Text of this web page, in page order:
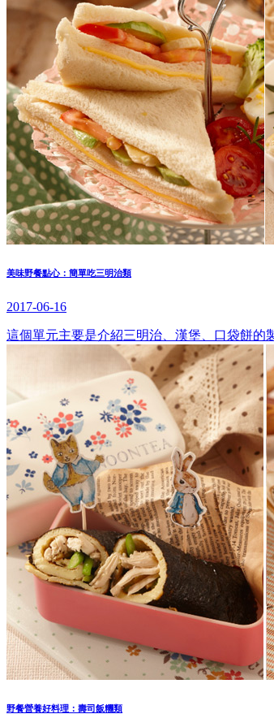
美味野餐點心：簡單吃三明治類
2017-06-16
這個單元主要是介紹三明治、漢堡、口袋餅
野餐營養好料理：壽司飯糰類